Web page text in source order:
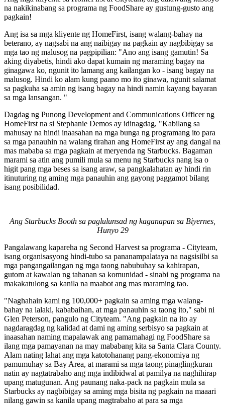
na nakikinabang sa programa ng FoodShare ay gustung-gusto ang
pagkain!
Ang isa sa mga kliyente ng HomeFirst, isang walang-bahay na
beterano, ay nagsabi na ang naibigay na pagkain ay nagbibigay sa
mga tao ng malusog na pagpipilian: "Ano ang isang gamutin! Sa
aking diyabetis, hindi ako dapat kumain ng maraming bagay na
ginagawa ko, ngunit ito lamang ang kailangan ko - isang bagay na
malusog. Hindi ko alam kung paano mo ito ginawa, ngunit salamat
sa pagkuha sa amin ng isang bagay na hindi namin kayang bayaran
sa mga lansangan. "
Dagdag ng Punong Development and Communications Officer ng
HomeFirst na si Stephanie Demos ay idinagdag, "Kabilang sa
mahusay na hindi inaasahan na mga bunga ng programang ito para
sa mga panauhin na walang tirahan ang HomeFirst ay ang dangal na
mas mababa sa mga pagkain at meryenda ng Starbucks. Bagaman
marami sa atin ang pumili mula sa menu ng Starbucks nang isa o
higit pang mga beses sa isang araw, sa pangkalahatan ay hindi rin
itinuturing ng aming mga panauhin ang gayong paggamot bilang
isang posibilidad.
Ang Starbucks Booth sa paglulunsad ng kaganapan sa Biyernes,
Hunyo 29
Pangalawang kapareha ng Second Harvest sa programa - Cityteam,
isang organisasyong hindi-tubo sa pananampalataya na nagsisilbi sa
mga pangangailangan ng mga taong nabubuhay sa kahirapan,
gutom at kawalan ng tahanan sa komunidad - sinabi ng programa na
makakatulong sa kanila na maabot ang mas maraming tao.
"Naghahain kami ng 100,000+ pagkain sa aming mga walang-
bahay na lalaki, kababaihan, at mga panauhin sa taong ito," sabi ni
Glen Peterson, pangulo ng Cityteam. "Ang pagkain na ito ay
nagdaragdag ng kalidad at dami ng aming serbisyo sa pagkain at
inaasahan naming mapalawak ang pamamahagi ng FoodShare sa
ilang mga pamayanan na may mababang kita sa Santa Clara County.
Alam nating lahat ang mga katotohanang pang-ekonomiya ng
pamumuhay sa Bay Area, at marami sa mga taong pinaglingkuran
natin ay nagtatrabaho ang mga indibidwal at pamilya na naghihirap
upang matugunan. Ang paunang naka-pack na pagkain mula sa
Starbucks ay nagbibigay sa aming mga bisita ng pagkain na maaari
nilang gawin sa kanila upang magtrabaho at para sa mga